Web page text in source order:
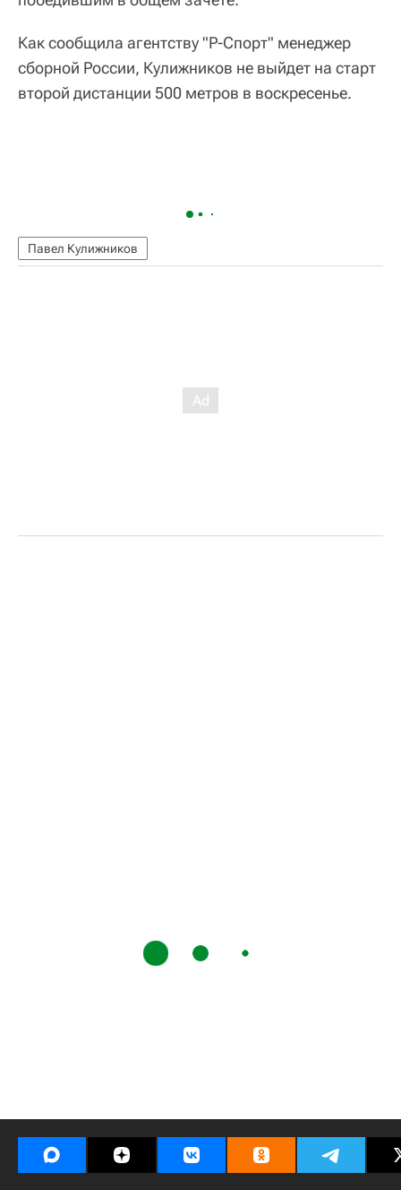
Как сообщила агентству "Р-Спорт" менеджер
сборной России, Кулижников не выйдет на старт
второй дистанции 500 метров в воскресенье.
Павел Кулижников